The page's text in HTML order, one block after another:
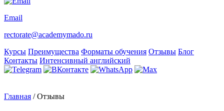
Email
rectorate@academymado.ru
Курсы Преимущества Форматы обучения Отзывы Блог
Контакты Интенсивный английский
Главная /Отзывы